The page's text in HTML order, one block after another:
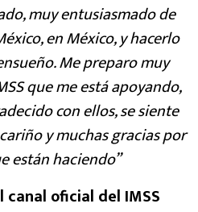
muy entusiasmado de
en México, y hacerlo
Me preparo muy
que me está apoyando,
con ellos, se siente
y muchas gracias por
están haciendo”
oficial del IMSS